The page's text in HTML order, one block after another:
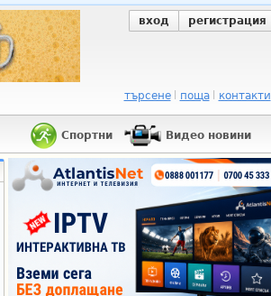
вход регистрация
търсене поща контакти
Спортни Видео новини